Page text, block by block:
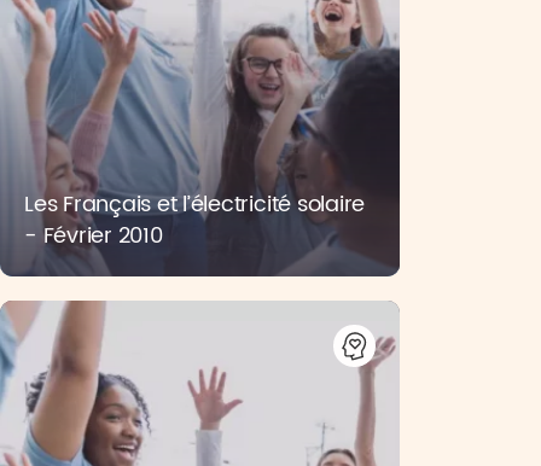
Les Français et l’électricité solaire
- Février 2010